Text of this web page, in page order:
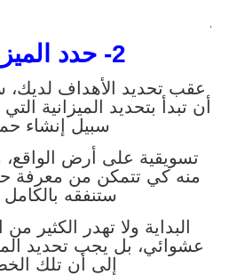
.
2- حدد الميزانية
عقب تحديد الأهداف لديك،
أن تبدأ بتحديد الميزانية
سبيل إنشاء
تسويقية على أرض الواقع،
منه كي تتمكن من معرفة
ستنفقه
البداية ولا تهدر الكثير
عشوائي، بل يجب تحديد
إلى أن تلك